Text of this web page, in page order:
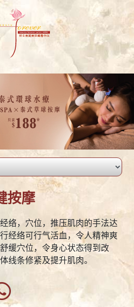
按摩
络，穴位，推压肌肉的手法达
经络可行气活血，令人精神爽
缓穴位，令身心状态得到改
线条修紧及提升肌肉。